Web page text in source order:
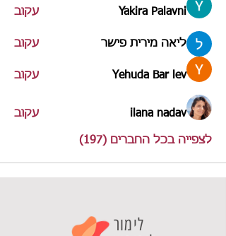
Yakira Palavni עקוב
ליאה מירית פישר עקוב
Yehuda Bar lev עקוב
ilana nadav עקוב
לצפייה בכל החברים (197)
לימור